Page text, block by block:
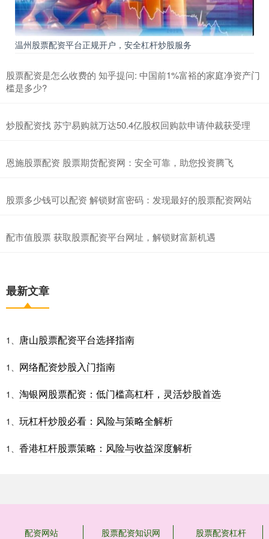
温州股票配资平台正规开户，安全杠杆炒股服务
股票配资是怎么收费的 知乎提问: 中国前1%富裕的家庭净资产门
槛是多少?
炒股配资找 苏宁易购就万达50.4亿股权回购款申请仲裁获受理
恩施股票配资 股票期货配资网：安全可靠，助您投资腾飞
股票多少钱可以配资 解锁财富密码：发现最好的股票配资网站
配市值股票 获取股票配资平台网址，解锁财富新机遇
最新文章
1、 唐山股票配资平台选择指南
1、 网络配资炒股入门指南
1、 淘银网股票配资：低门槛高杠杆，灵活炒股首选
1、 玩杠杆炒股必看：风险与策略全解析
1、 香港杠杆股票策略：风险与收益深度解析
配资网站 股票配资知识网 股票配资杠杆